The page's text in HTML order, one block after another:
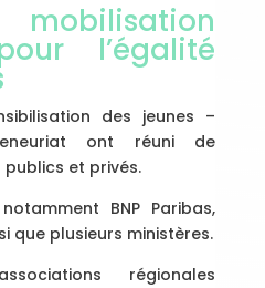
l’égalité
des jeunes –
ont réuni de
et privés.
BNP Paribas,
que plusieurs ministères.
régionales